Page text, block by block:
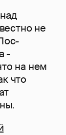
не
-
на нем
что